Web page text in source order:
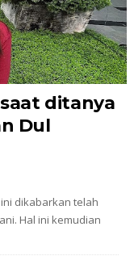
ditanya
Dul
dikabarkan telah
Hal ini kemudian